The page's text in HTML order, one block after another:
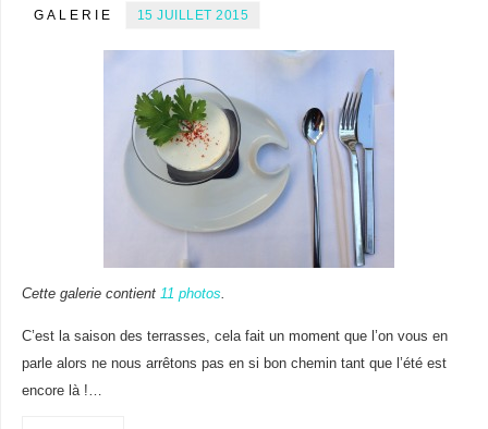
GALERIE 15 JUILLET 2015
Cette galerie contient 11 photos.
C’est la saison des terrasses, cela fait un moment que l’on vous en
parle alors ne nous arrêtons pas en si bon chemin tant que l’été est
encore là !…